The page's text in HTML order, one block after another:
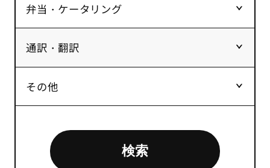
弁当・ケータリング
通訳・翻訳
その他
検索